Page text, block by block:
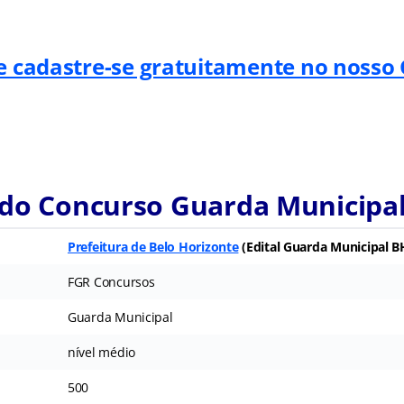
cadastre-se gratuitamente no nosso
Concurso Guarda
Prefeitura de Belo Horizonte(Edital Guarda Municipal
FGR Concursos
Guarda Municipal
nível médio
500